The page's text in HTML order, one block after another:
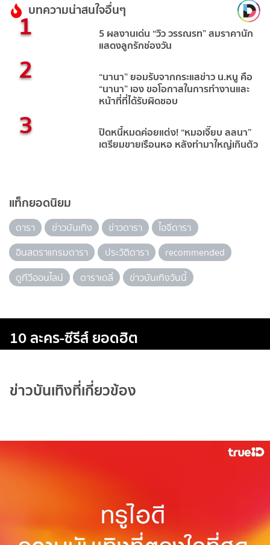
บทความน่าสนใจอื่นๆ
1 5 ผลงานเด่น “วิว วรรณรท” สมราคานัก
แสดงลูกรักช่องวัน
2 “นานา” ยอมรับจากกระแสข่าว น.หนู คือ
“นานา” เอง ขอโอกาสในการทำงานและ
หน้าที่ที่ได้รับผิดชอบ
3 ปิดหนี้หมดค่อยแต่ง! “หมอเจี๊ยบ ลลนา”
เตรียมขายเรือนหอ หลังทำมาใหญ่เกินตัว
แท็กยอดนิยม
ดารา ข่าวบันเทิง ข่าวดารา
ไอจีดารา
อินสตราแกรมดารา
ประวัติดารา
recommended
ดูทีวีออนไลน์
ดาราเดลี่ ข่าวบันเทิงวันนี้
10 ละคร-ซีรีส์ ยอดฮิต
ข่าวบันเทิงที่เกี่ยวข้อง